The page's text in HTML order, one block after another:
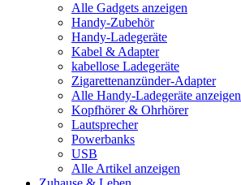
Alle Gadgets anzeigen
Handy-Zubehör
Handy-Ladegeräte
Kabel & Adapter
kabellose Ladegeräte
Zigarettenanzünder-Adapter
Alle Handy-Ladegeräte anzeigen
Kopfhörer & Ohrhörer
Lautsprecher
Powerbanks
USB
Alle Artikel anzeigen